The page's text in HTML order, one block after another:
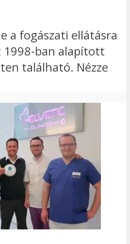
a fogászati ellátásra
1998-ban alapított
található. Nézze